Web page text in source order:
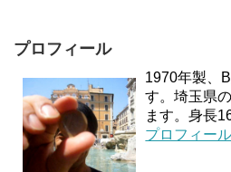
プロフィール
1970年製、
す。埼玉県
ます。身長
プロフィー